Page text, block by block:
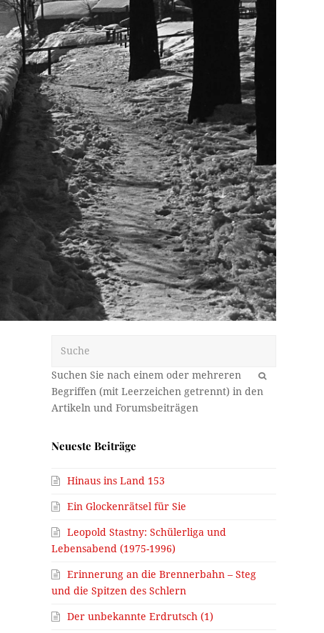
OK
Neueste Beiträge
Hinaus ins Land 153
Ein Glockenrätsel für Sie
Leopold Stastny: Schülerliga und
Lebensabend (1975-1996)
Erinnerung an die Brennerbahn – Steg
und die Spitzen des Schlern
Der unbekannte Erdrutsch (1)